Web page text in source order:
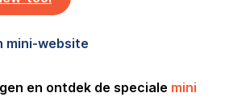
mini-website
en ontdek de speciale mini